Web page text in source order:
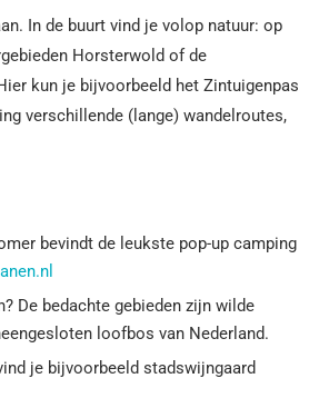
In de buurt vind je volop natuur: op
Horsterwold of de
kun je bijvoorbeeld het Zintuigenpas
verschillende (lange) wandelroutes,
bevindt de leukste pop-up camping
De bedachte gebieden zijn wilde
loofbos van Nederland.
je bijvoorbeeld stadswijngaard